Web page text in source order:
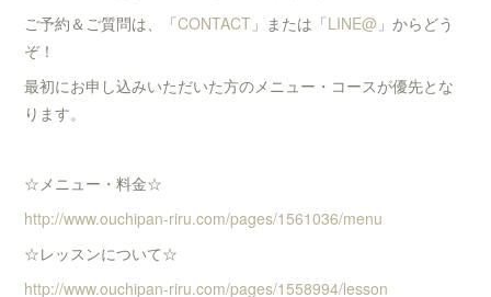
ご予約＆ご質問は、「CONTACT 」または「LINE@ 」からどう
ぞ！
最初にお申し込みいただいた方のメニュー・コースが優先とな
ります。
☆メニュー・料金☆
http://www.ouchipan-riru.com/pages/1561036/menu
☆レッスンについて☆
http://www.ouchipan-riru.com/pages/1558994/lesson